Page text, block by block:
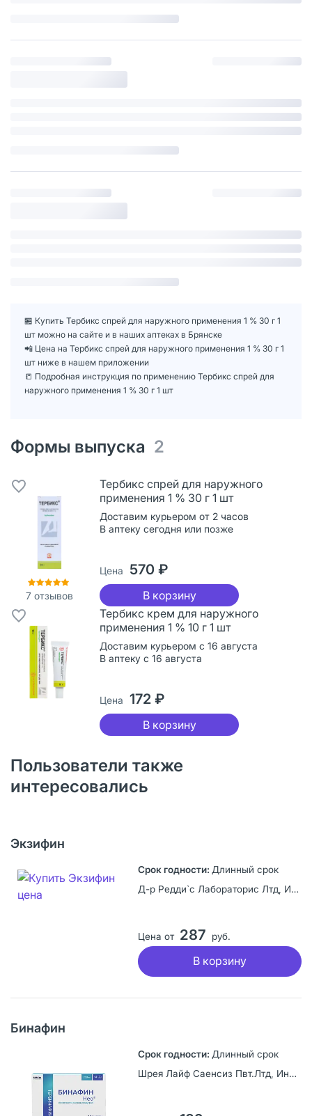
🏪 Купить Тербикс спрей для наружного применения 1 % 30 г 1
шт можно на сайте и в наших аптеках в Брянске
📲 Цена на Тербикс спрей для наружного применения 1 % 30 г 1
шт ниже в нашем приложении
📒 Подробная инструкция по применению Тербикс спрей для
наружного применения 1 % 30 г 1 шт
Формы выпуска 2
7 отзывов
Тербикс спрей для наружного
применения 1 % 30 г 1 шт
Доставим курьером от 2 часов
В аптеку сегодня или позже
Цена 570 ₽
В корзину
Тербикс крем для наружного
применения 1 % 10 г 1 шт
Доставим курьером с 16 августа
В аптеку с 16 августа
Цена 172 ₽
В корзину
Пользователи также
интересовались
Экзифин
Длинный срок
Д-р Редди`с Лабораторис Лтд, Индия
Цена от 287 руб.
В корзину
Бинафин
Длинный срок
Шрея Лайф Саенсиз Пвт.Лтд, Индия